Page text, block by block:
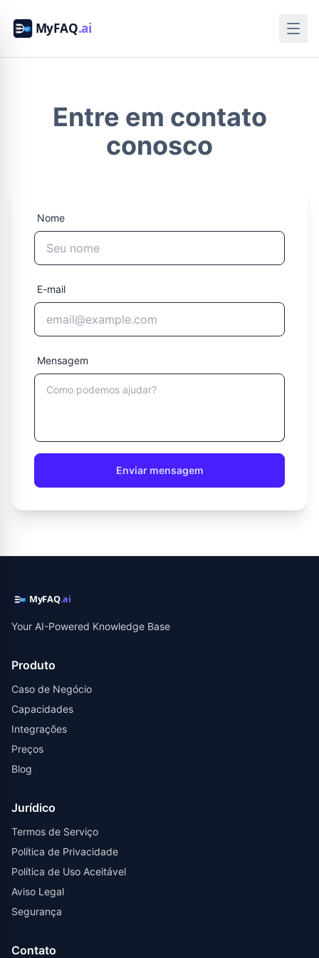
Entre em contato
conosco
Nome
E-mail
Mensagem
Enviar mensagem
Your AI-Powered Knowledge Base
Produto
Caso de Negócio
Capacidades
Integrações
Preços
Blog
Jurídico
Termos de Serviço
Política de Privacidade
Política de Uso Aceitável
Aviso Legal
Segurança
Contato